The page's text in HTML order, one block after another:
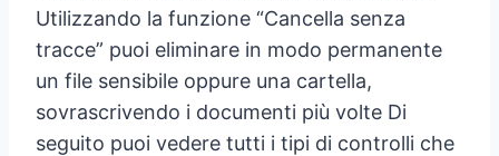
Utilizzando la funzione “Cancella senza
tracce” puoi eliminare in modo permanente
un file sensibile oppure una cartella,
sovrascrivendo i documenti più volte Di
seguito puoi vedere tutti i tipi di controlli che